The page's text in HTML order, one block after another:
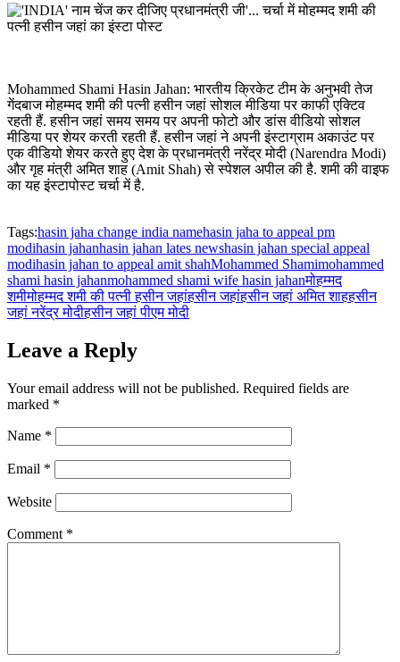
Mohammed Shami Hasin Jahan: भारतीय क्रिकेट टीम के अनुभवी तेज
गेंदबाज मोहम्मद शमी की पत्नी हसीन जहां सोशल मीडिया पर काफी एक्टिव
रहती हैं. हसीन जहां समय समय पर अपनी फोटो और डांस वीडियो सोशल
मीडिया पर शेयर करती रहती हैं. हसीन जहां ने अपनी इंस्टाग्राम अकाउंट पर
एक वीडियो शेयर करते हुए देश के प्रधानमंत्री नरेंद्र मोदी (Narendra Modi)
और गृह मंत्री अमित शाह (Amit Shah) से स्पेशल अपील की है. शमी की वाइफ
का यह इंस्टापोस्ट चर्चा में है.
Tags:hasin jaha change india namehasin jaha to appeal pm
modihasin jahanhasin jahan lates newshasin jahan special appeal
modihasin jahan to appeal amit shahMohammed Shamimohammed
shami hasin jahanmohammed shami wife hasin jahanमोहम्मद
शमीमोहम्मद शमी की पत्नी हसीन जहांहसीन जहांहसीन जहां अमित शाहहसीन
जहां नरेंद्र मोदीहसीन जहां पीएम मोदी
Leave a Reply
Your email address will not be published. Required fields are
marked *
Name *
Email *
Website
Comment *